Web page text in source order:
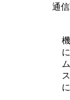
通